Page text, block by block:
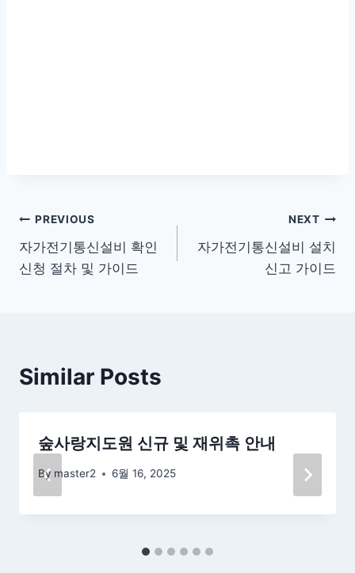
글
탐
PREVIOUS
자가전기통신설비 확인
신청 절차 및 가이드
NEXT
자가전기통신설비 설치
신고 가이드
Similar Posts
숲사랑지도원 신규 및 재위촉 안내
By master2 6월 16, 2025